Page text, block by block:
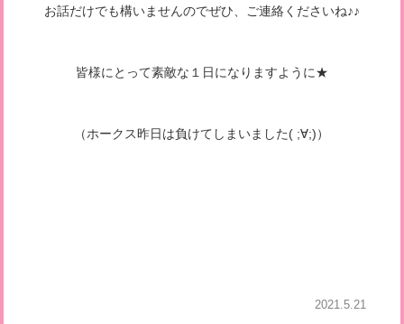
お話だけでも構いませんのでぜひ、ご連絡くださいね♪♪
皆様にとって素敵な１日になりますように★
（ホークス昨日は負けてしまいました( ;∀;)）
2021.5.21